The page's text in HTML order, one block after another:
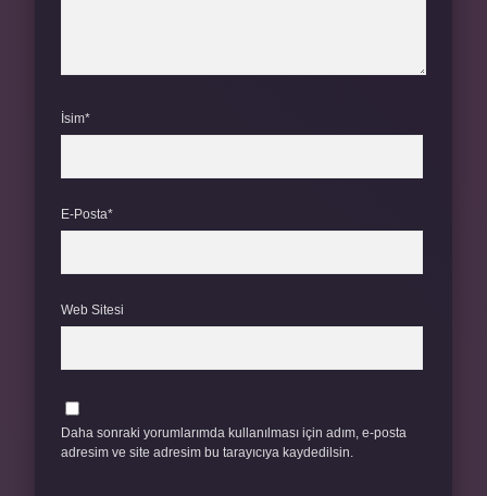
İsim*
E-Posta*
Web Sitesi
Daha sonraki yorumlarımda kullanılması için adım, e-posta
adresim ve site adresim bu tarayıcıya kaydedilsin.